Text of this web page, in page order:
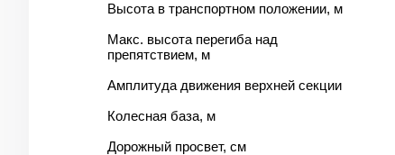
Высота в транспортном положении, м
Макс. высота перегиба над
препятствием, м
Амплитуда движения верхней секции
Колесная база, м
Дорожный просвет, см